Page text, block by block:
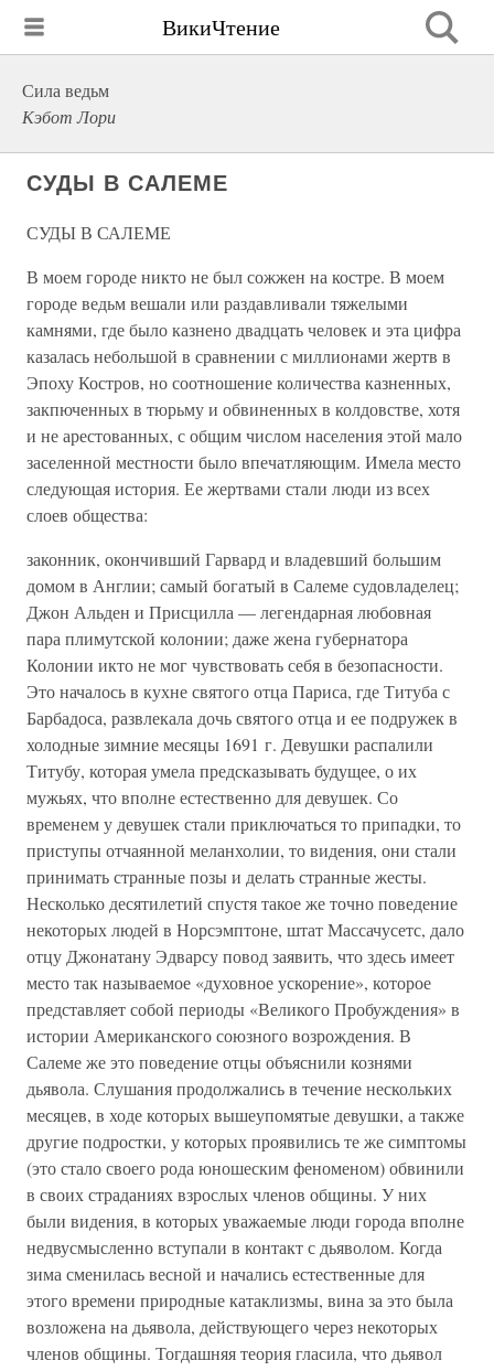
ВикиЧтение
Сила ведьм
Кэбот Лори
СУДЫ В САЛЕМЕ
СУДЫ В САЛЕМЕ
В моем городе никто не был сожжен на костре. В моем
городе ведьм вешали или раздавливали тяжелыми
камнями, где было казнено двадцать человек и эта цифра
казалась небольшой в сравнении с миллионами жертв в
Эпоху Костров, но соотношение количества казненных,
закпюченных в тюрьму и обвиненных в колдовстве, хотя
и не арестованных, с общим числом населения этой мало
заселенной местности было впечатляющим. Имела место
следующая история. Ее жертвами стали люди из всех
слоев общества:
законник, окончивший Гарвард и владевший большим
домом в Англии; самый богатый в Салеме судовладелец;
Джон Альден и Присцилла — легендарная любовная
пара плимутской колонии; даже жена губернатора
Колонии икто не мог чувствовать себя в безопасности.
Это началось в кухне святого отца Париса, где Титуба с
Барбадоса, развлекала дочь святого отца и ее подружек в
холодные зимние месяцы 1691 г. Девушки распалили
Титубу, которая умела предсказывать будущее, о их
мужьях, что вполне естественно для девушек. Со
временем у девушек стали приключаться то припадки, то
приступы отчаянной меланхолии, то видения, они стали
принимать странные позы и делать странные жесты.
Несколько десятилетий спустя такое же точно поведение
некоторых людей в Норсэмптоне, штат Массачусетс, дало
отцу Джонатану Эдварсу повод заявить, что здесь имеет
место так называемое «духовное ускорение», которое
представляет собой периоды «Великого Пробуждения» в
истории Американского союзного возрождения. В
Салеме же это поведение отцы объяснили кознями
дьявола. Слушания продолжались в течение нескольких
месяцев, в ходе которых вышеупомятые девушки, а также
другие подростки, у которых проявились те же симптомы
(это стало своего рода юношеским феноменом) обвинили
в своих страданиях взрослых членов общины. У них
были видения, в которых уважаемые люди города вполне
недвусмысленно вступали в контакт с дьяволом. Когда
зима сменилась весной и начались естественные для
этого времени природные катаклизмы, вина за это была
возложена на дьявола, действующего через некоторых
членов общины. Тогдашняя теория гласила, что дьявол